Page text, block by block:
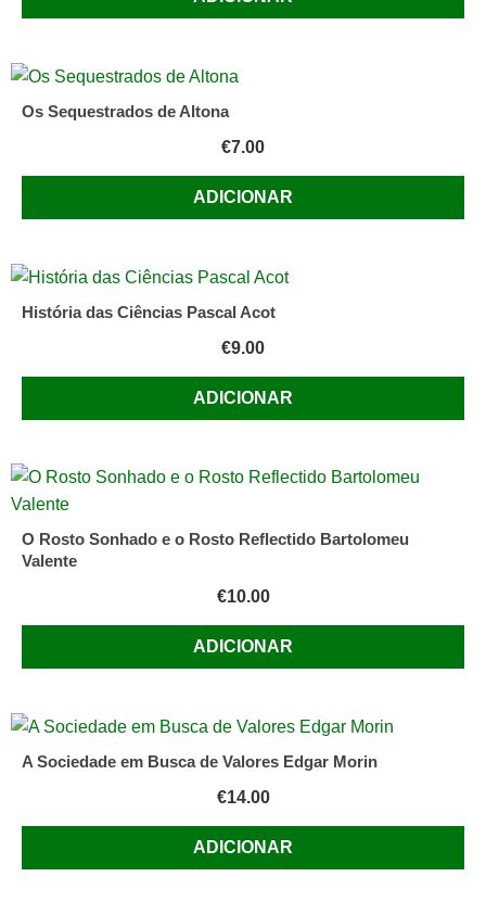
Os Sequestrados de Altona
€7.00
ADICIONAR
História das Ciências Pascal Acot
€9.00
ADICIONAR
O Rosto Sonhado e o Rosto Reflectido Bartolomeu
Valente
€10.00
ADICIONAR
A Sociedade em Busca de Valores Edgar Morin
€14.00
ADICIONAR